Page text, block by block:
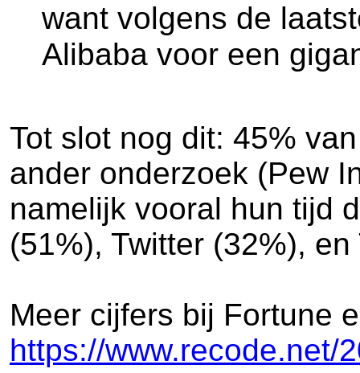
want volgens de
Alibaba voor een
Tot slot nog dit: 45%
ander onderzoek (Pew
namelijk vooral hun tijd
(51%), Twitter (32%),
Meer cijfers bij Fortune
https://www.recode.net/